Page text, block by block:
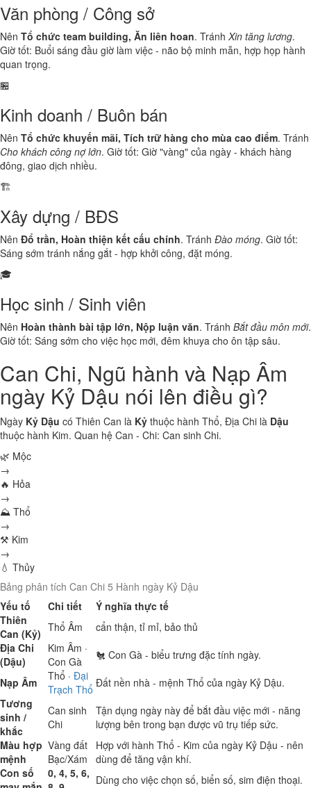
Văn phòng / Công sở
Nên Tổ chức team building, Ăn liên hoan. Tránh Xin tăng lương.
Giờ tốt: Buổi sáng đầu giờ làm việc - não bộ minh mẫn, hợp họp hành
quan trọng.
🏪
Kinh doanh / Buôn bán
Nên Tổ chức khuyến mãi, Tích trữ hàng cho mùa cao điểm. Tránh
Cho khách công nợ lớn. Giờ tốt: Giờ "vàng" của ngày - khách hàng
đông, giao dịch nhiều.
🏗️
Xây dựng / BĐS
Nên Đổ trần, Hoàn thiện kết cấu chính. Tránh Đào móng. Giờ tốt:
Sáng sớm tránh nắng gắt - hợp khởi công, đặt móng.
🎓
Học sinh / Sinh viên
Nên Hoàn thành bài tập lớn, Nộp luận văn. Tránh Bắt đầu môn mới.
Giờ tốt: Sáng sớm cho việc học mới, đêm khuya cho ôn tập sâu.
Can Chi, Ngũ hành và Nạp Âm
ngày Kỷ Dậu nói lên điều gì?
Ngày Kỷ Dậu có Thiên Can là Kỷ thuộc hành Thổ, Địa Chi là Dậu
thuộc hành Kim. Quan hệ Can - Chi: Can sinh Chi.
🌿 Mộc
→
🔥 Hỏa
→
⛰ Thổ
→
⚒ Kim
→
💧 Thủy
Bảng phân tích Can Chi 5 Hành ngày Kỷ Dậu
Yếu tố
Chi tiết
Ý nghĩa thực tế
Thiên
Can (Kỷ) Thổ Âm
cẩn thận, tỉ mỉ, bảo thủ
Địa Chi
(Dậu)
Kim Âm ·
Con Gà
🐔 Con Gà - biểu trưng đặc tính ngày.
Nạp Âm
Thổ · Đại
Trạch Thổ Đất nền nhà - mệnh Thổ của ngày Kỷ Dậu.
Tương
sinh /
khắc
Can sinh
Chi
Tận dụng ngày này để bắt đầu việc mới - năng
lượng bên trong bạn được vũ trụ tiếp sức.
Màu hợp
mệnh
Vàng đất
Bạc/Xám
Hợp với hành Thổ - Kim của ngày Kỷ Dậu - nên
dùng để tăng vận khí.
Con số
0, 4, 5, 6, Dùng cho việc chọn số, biển số, sim điện thoại.